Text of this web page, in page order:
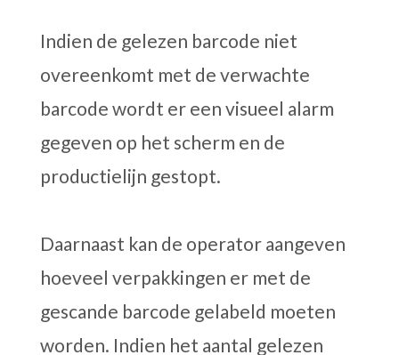
Indien de gelezen barcode niet
overeenkomt met de verwachte
barcode wordt er een visueel alarm
gegeven op het scherm en de
productielijn gestopt.
Daarnaast kan de operator aangeven
hoeveel verpakkingen er met de
gescande barcode gelabeld moeten
worden. Indien het aantal gelezen